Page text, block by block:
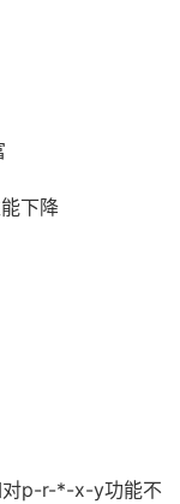
下降
对p-r-*-x-y功能不